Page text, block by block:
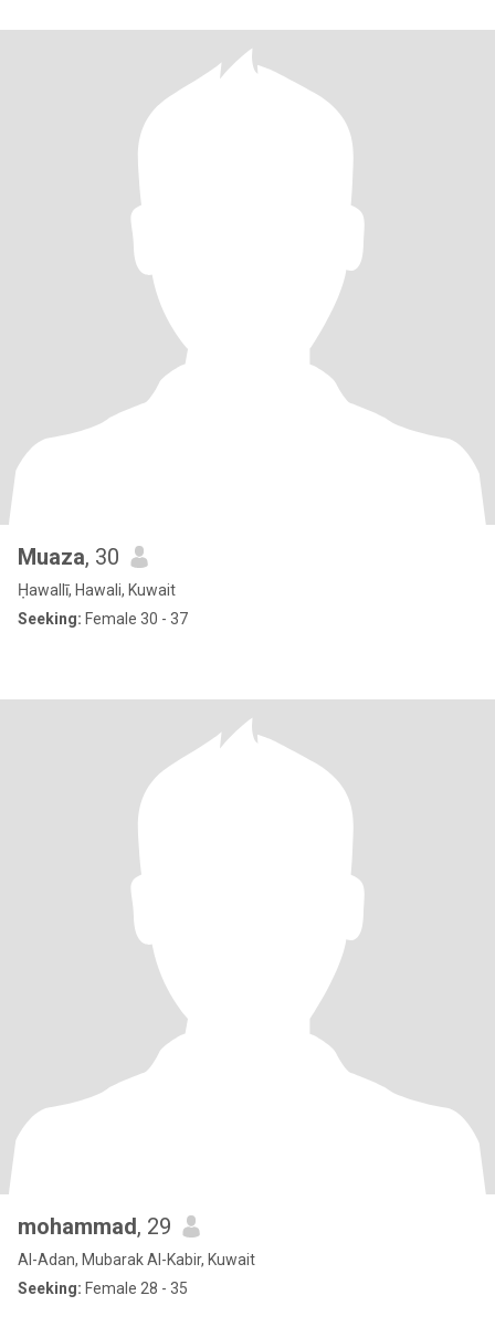
Muaza, 30
Ḥawallī, Hawali, Kuwait
Seeking: Female 30 - 37
mohammad, 29
Al-Adan, Mubarak Al-Kabir, Kuwait
Seeking: Female 28 - 35